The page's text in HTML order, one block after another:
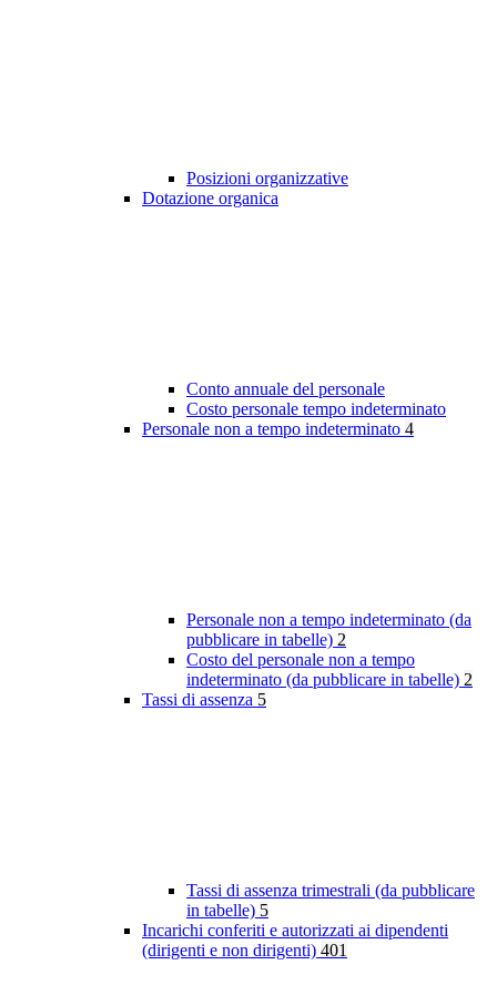
Posizioni organizzative
Dotazione organica
Conto annuale del personale
Costo personale tempo indeterminato
Personale non a tempo indeterminato 4
Personale non a tempo indeterminato (da
pubblicare in tabelle) 2
Costo del personale non a tempo
indeterminato (da pubblicare in tabelle) 2
Tassi di assenza 5
Tassi di assenza trimestrali (da pubblicare
in tabelle) 5
Incarichi conferiti e autorizzati ai dipendenti
(dirigenti e non dirigenti) 401